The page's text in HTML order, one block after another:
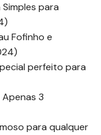
Simples para
Fofinho e
perfeito para
3
para qualquer